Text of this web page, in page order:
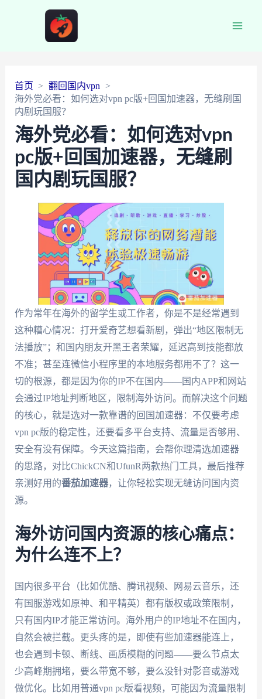
首页
翻回国内vpn
海外党必看：如何选对vpn pc版+回国加速器，无缝刷国
内剧玩国服？
海外党必看：如何选对vpn
pc版+回国加速器，无缝刷
国内剧玩国服？
作为常年在海外的留学生或工作者，你是不是经常遇到
这种糟心情况：打开爱奇艺想看新剧，弹出“地区限制无
法播放”；和国内朋友开黑王者荣耀，延迟高到技能都放
不准；甚至连微信小程序里的本地服务都用不了？这一
切的根源，都是因为你的IP不在国内——国内APP和网站
会通过IP地址判断地区，限制海外访问。而解决这个问题
的核心，就是选对一款靠谱的回国加速器：不仅要考虑
vpn pc版的稳定性，还要看多平台支持、流量是否够用、
安全有没有保障。今天这篇指南，会帮你理清选加速器
的思路，对比ChickCN和UfunR两款热门工具，最后推荐
亲测好用的番茄加速器，让你轻松实现无缝访问国内资
源。
海外访问国内资源的核心痛点：
为什么连不上？
国内很多平台（比如优酷、腾讯视频、网易云音乐，还
有国服游戏如原神、和平精英）都有版权或政策限制，
只有国内IP才能正常访问。海外用户的IP地址不在国内，
自然会被拦截。更头疼的是，即使有些加速器能连上，
也会遇到卡顿、断线、画质模糊的问题——要么节点太
少高峰期拥堵，要么带宽不够，要么没针对影音或游戏
做优化。比如用普通vpn pc版看视频，可能因为流量限制